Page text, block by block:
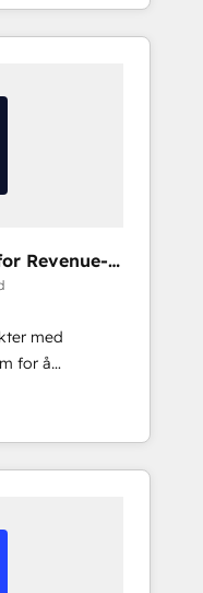
Revenue-
med
for å
- alt på ett
interaksjon